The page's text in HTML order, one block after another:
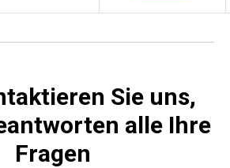
Sie uns,
alle Ihre
Fragen